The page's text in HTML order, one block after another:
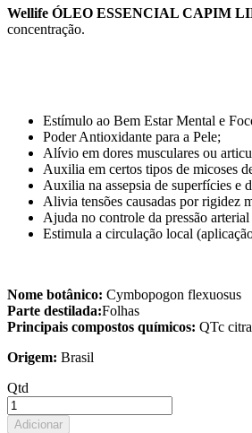
Wellife ÓLEO ESSENCIAL CAPIM
concentração.
Estímulo ao Bem Estar Mental e
Poder Antioxidante para a Pele;
Alívio em dores musculares ou
Auxilia em certos tipos de micoses
Auxilia na assepsia de superfícies e
Alivia tensões causadas por rigidez
Ajuda no controle da pressão
Estimula a circulação local
Nome botânico: Cymbopogon flexuosus
Parte destilada:Folhas
Principais compostos químicos: QTc
Origem: Brasil
Qtd
Adicionar